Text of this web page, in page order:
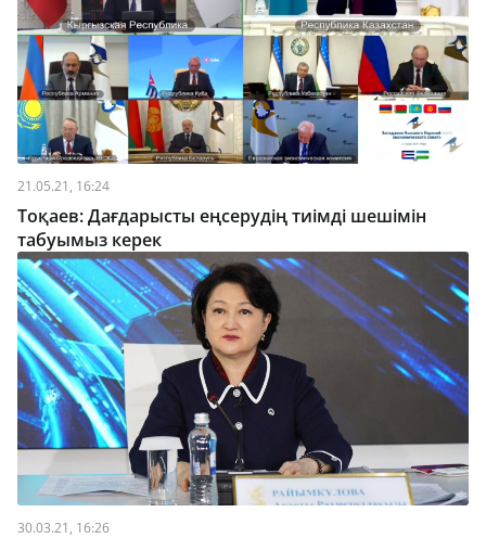
21.05.21, 16:24
Тоқаев: Дағдарысты еңсерудің тиімді шешімін
табуымыз керек
30.03.21, 16:26